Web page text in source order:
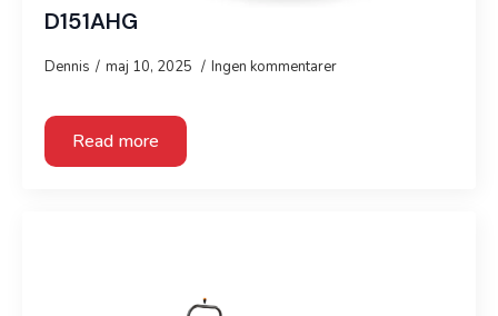
D151AHG
Dennis maj 10, 2025 Ingen kommentarer
Read more